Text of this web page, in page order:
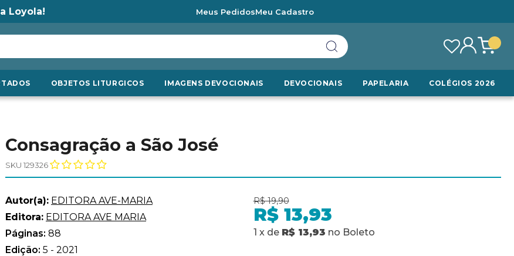
Loyola! Meus PedidosMeu Cadastro
OBJETOS LITURGICOS IMAGENS DEVOCIONAIS DEVOCIONAIS PAPELARIA COLÉGIOS 2026
Consagração a São José
SKU 129326
Autor(a): EDITORA AVE-MARIA
Editora: EDITORA AVE MARIA
Páginas: 88
Edição: 5 - 2021
R$ 19,90
R$ 13,93
1 x de R$ 13,93 no Boleto